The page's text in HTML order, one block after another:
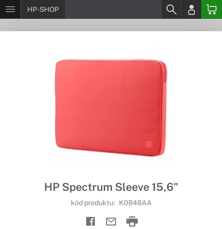
HP-SHOP
HP Spectrum Sleeve 15,6"
kód produktu: K0B48AA